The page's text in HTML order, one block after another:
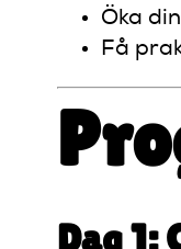
Öka
Få
Dag 1: